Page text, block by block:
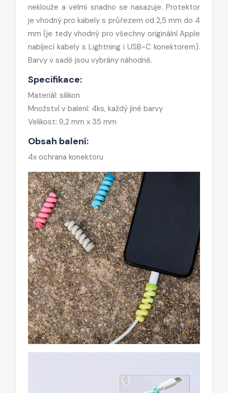
neklouže a velmi snadno se nasazuje. Protektor
je vhodný pro kabely s průřezem od 2,5 mm do 4
mm (je tedy vhodný pro všechny originální Apple
nabíjecí kabely s Lightning i USB-C konektorem).
Barvy v sadě jsou vybrány náhodně.
Specifikace:
Materiál: silikon
Množství v balení: 4ks, každý jiné barvy
Velikost: 9,2 mm x 35 mm
Obsah balení:
4x ochrana konektoru